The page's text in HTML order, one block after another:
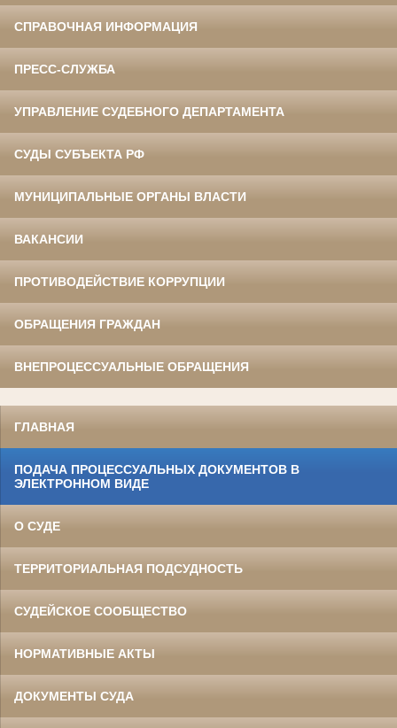
СПРАВОЧНАЯ ИНФОРМАЦИЯ
ПРЕСС-СЛУЖБА
УПРАВЛЕНИЕ СУДЕБНОГО ДЕПАРТАМЕНТА
СУДЫ СУБЪЕКТА РФ
МУНИЦИПАЛЬНЫЕ ОРГАНЫ ВЛАСТИ
ВАКАНСИИ
ПРОТИВОДЕЙСТВИЕ КОРРУПЦИИ
ОБРАЩЕНИЯ ГРАЖДАН
ВНЕПРОЦЕССУАЛЬНЫЕ ОБРАЩЕНИЯ
ГЛАВНАЯ
ПОДАЧА ПРОЦЕССУАЛЬНЫХ ДОКУМЕНТОВ В
ЭЛЕКТРОННОМ ВИДЕ
О СУДЕ
ТЕРРИТОРИАЛЬНАЯ ПОДСУДНОСТЬ
СУДЕЙСКОЕ СООБЩЕСТВО
НОРМАТИВНЫЕ АКТЫ
ДОКУМЕНТЫ СУДА